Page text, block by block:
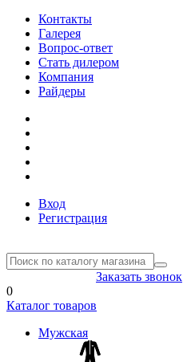
Контакты
Галерея
Вопрос-ответ
Стать дилером
Компания
Райдеры
Вход
Регистрация
Заказать звонок
0
Каталог товаров
Мужская